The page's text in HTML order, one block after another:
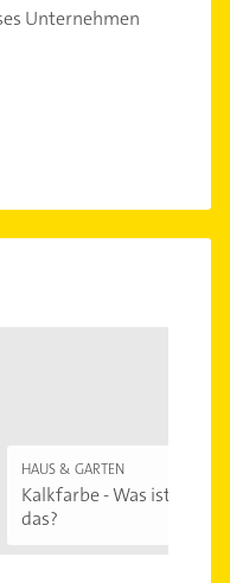
Unternehmen
HAUS & GARTEN
Kalkfarbe - Was ist
das?